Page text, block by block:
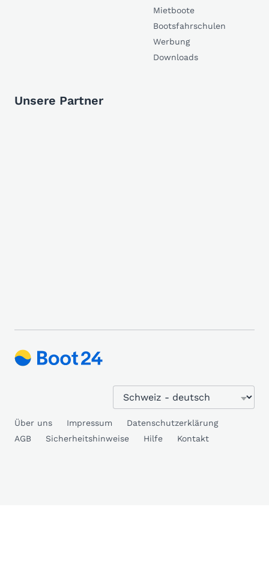
Mietboote
Bootsfahrschulen
Werbung
Downloads
Unsere Partner
Über uns Impressum
Datenschutzerklärung
AGB
Sicherheitshinweise Hilfe Kontakt